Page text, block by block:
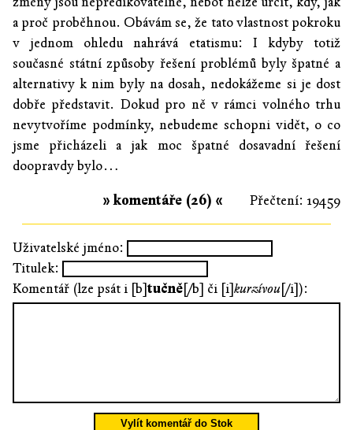
a proč proběhnou. Obávám se, že tato vlastnost pokroku
v jednom ohledu nahrává etatismu: I kdyby totiž
současné státní způsoby řešení problémů byly špatné a
alternativy k nim byly na dosah, nedokážeme si je dost
dobře představit. Dokud pro ně v rámci volného trhu
nevytvoříme podmínky, nebudeme schopni vidět, o co
jsme přicházeli a jak moc špatné dosavadní řešení
doopravdy bylo…
Přečtení: 19459
» komentáře (26) «
Uživatelské jméno:
Titulek:
Komentář (lze psát i [b]tučně[/b] či [i]kurzívou[/i]):
Vylít komentář do Stok